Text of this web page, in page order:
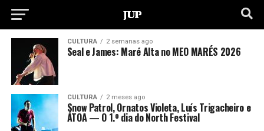
CULTURA 2 semanas ago
Seal e James: Maré Alta no MEO MARÉS 2026
CULTURA 2 meses ago
Snow Patrol, Ornatos Violeta, Luís Trigacheiro e
ÁTOA — O 1.º dia do North Festival